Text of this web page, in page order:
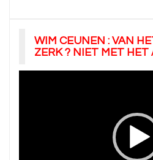
WIM CEUNEN : VAN
ZERK ? NIET MET HET